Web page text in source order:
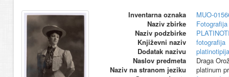
Inventarna oznaka
MUO-
Naziv zbirke
Naziv podzbirke
Književni naziv
fotografija
Dodatak nazivu
platinotipija
Naslov predmeta
Draga
Naziv na stranom jeziku
platinum